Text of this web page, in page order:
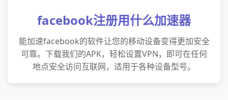
facebook注册用什么加速器
能加速facebook的软件让您的移动设备变得更加安全
可靠。下载我们的APK，轻松设置VPN，即可在任何
地点安全访问互联网，适用于各种设备型号。